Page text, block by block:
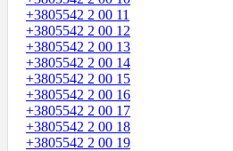
+3805542 2 00 11
+3805542 2 00 12
+3805542 2 00 13
+3805542 2 00 14
+3805542 2 00 15
+3805542 2 00 16
+3805542 2 00 17
+3805542 2 00 18
+3805542 2 00 19